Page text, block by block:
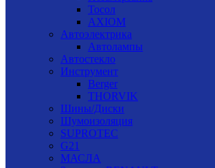
Тосол
AXIOM
Автоэлектрика
Автолампы
Автостекло
Инструмент
Berger
THORVIK
Шины/Диски
Шумоизоляция
SUPROTEC
G21
МАСЛА